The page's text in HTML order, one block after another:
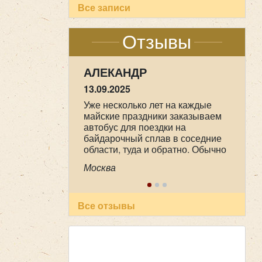
Все записи
Отзывы
НАСТАСИЯ
09.05.2025
Мы прихожане от Храма всех
Святых в земле Российской
просиявших, ездили в
паломническую поездку 1-2 мая
в Дивеево . Хотим выразить
водителю Феликсу, за его
профессионализм , аккуратность
и пунктуальность . Побольше
таких бы специалистов! Очень
приятный человек! В автобусе
всегда чисто, опрятно. Всем
Москва
Все отзывы